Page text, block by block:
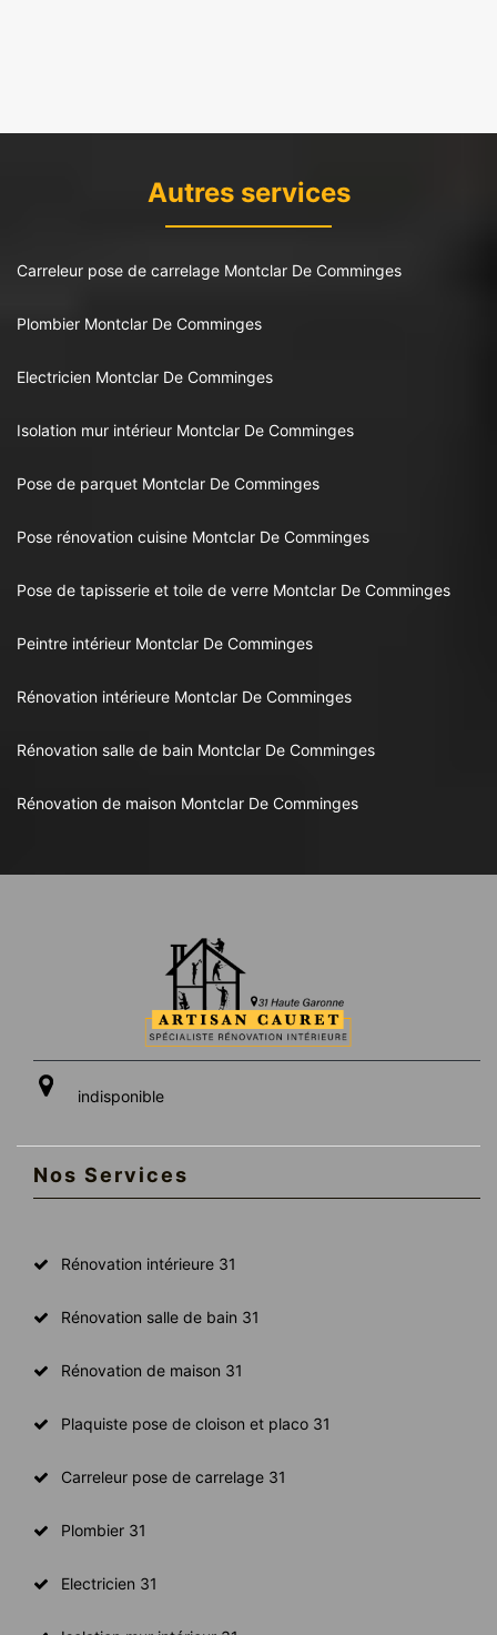
Autres services
Carreleur pose de carrelage Montclar De Comminges
Plombier Montclar De Comminges
Electricien Montclar De Comminges
Isolation mur intérieur Montclar De Comminges
Pose de parquet Montclar De Comminges
Pose rénovation cuisine Montclar De Comminges
Pose de tapisserie et toile de verre Montclar De Comminges
Peintre intérieur Montclar De Comminges
Rénovation intérieure Montclar De Comminges
Rénovation salle de bain Montclar De Comminges
Rénovation de maison Montclar De Comminges
indisponible
Nos Services
Rénovation intérieure 31
Rénovation salle de bain 31
Rénovation de maison 31
Plaquiste pose de cloison et placo 31
Carreleur pose de carrelage 31
Plombier 31
Electricien 31